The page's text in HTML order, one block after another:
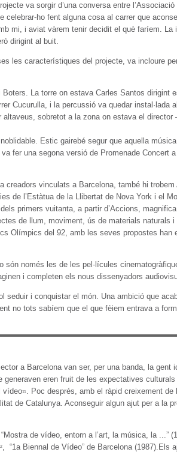
va sorgir d’una conversa entre
ho fent alguna cosa al carrer que
mi, i aviat vàrem tenir decidit el què faríem.
dirigint al buit.
les característiques del projecte, va incloure
La torre on estava Carles Santos dirigint
i la percussió va quedar instal·lada
sobretot a la zona on estava el
Estic gairebé segur que aquella
fer una segona versió de Promenade Concert
vinculats a Barcelona, també hi
de l’Estàtua de la Llibertat de Nova York i el
primers vuitanta, a partir d’Accions,
de llum, moviment, ús de materials
Olímpics del 92, amb les seves propostes han
només les de les pel·lícules
i completen els nous dissenyadors
i conquistar el món. Una ambició que
no tots sabíem que el que fèiem entrava a
a Barcelona van ser, per una banda, la gent
eren fruit de les expectatives
vídeo11 . Poc després, amb el ràpid creixement
de Catalunya. Aconseguir algun ajut per a la
de vídeo, entorn a l’art, la música, la ...”
, “1a Biennal de Vídeo” de Barcelona